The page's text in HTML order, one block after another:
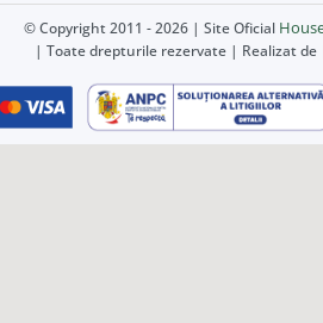
© Copyright 2011 - 2026 | Site Oficial
| Toate drepturile rezervate | Realizat de